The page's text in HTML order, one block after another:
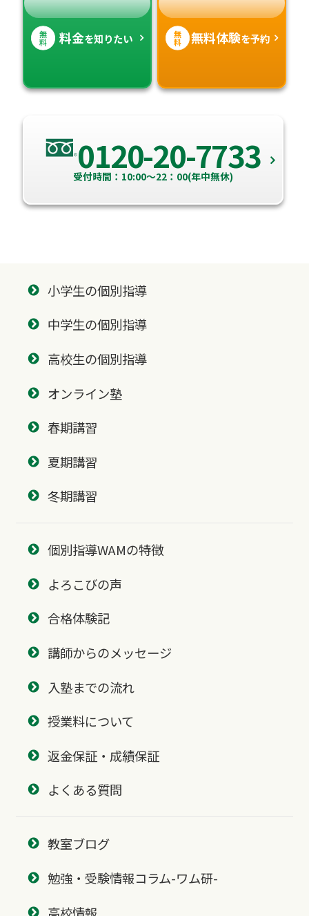
無
料 料金を知りたい 無
料 無料体験を予約
0120-20-7733
受付時間：10:00～22：00(年中無休)
小学生の個別指導
中学生の個別指導
高校生の個別指導
オンライン塾
春期講習
夏期講習
冬期講習
個別指導WAMの特徴
よろこびの声
合格体験記
講師からのメッセージ
入塾までの流れ
授業料について
返金保証・成績保証
よくある質問
教室ブログ
勉強・受験情報コラム-ワム研-
高校情報